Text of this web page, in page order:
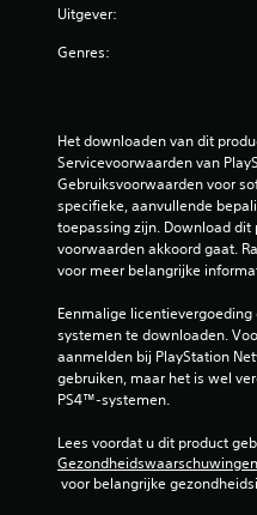
Uitgever:
Genres:
Het downloaden van dit
Servicevoorwaarden van
Gebruiksvoorwaarden voor
specifieke, aanvullende
toepassing zijn. Download
voorwaarden akkoord gaat.
voor meer belangrijke
Eenmalige
systemen te downloaden.
aanmelden bij PlayStation
gebruiken, maar het is wel
PS4™-systemen.
Lees voordat u dit product
Gezondheidswaarschuwingen
voor belangrijke